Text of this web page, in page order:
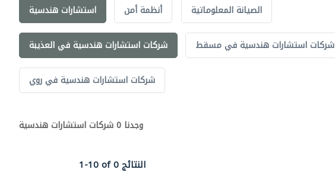
استشارات هندسية أنظمة أمن الصيانة المعلوماتية
شركات استشارات هندسية في العذيبة شركات استشارات هندسية في مسقط
شركات استشارات هندسية في روي
وجدنا 0 شركات استشارات هندسية
1-10 of 0 النتائج